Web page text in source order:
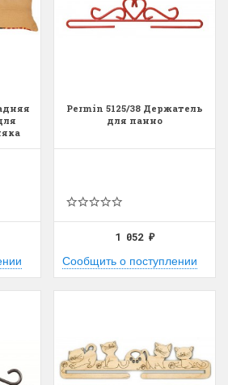
Permin 5125/38 Держатель
для панно
1 052₽
Сообщить о поступлении